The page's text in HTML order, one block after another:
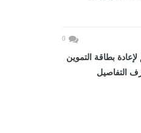
0
بطاقة التموين
التفاصيل